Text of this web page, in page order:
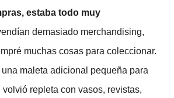
estaba todo muy
demasiado merchandising,
muchas cosas para coleccionar.
una maleta adicional pequeña para
volvió repleta con vasos, revistas,